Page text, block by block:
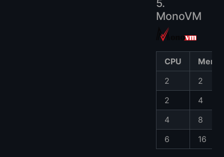
5.
MonoVM
CPU
2
2
2
4
4
8
6
16